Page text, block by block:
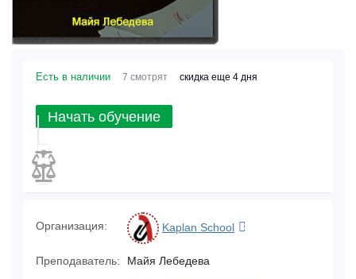
Есть в наличии 7 смотрят скидка еще 4 дня
Начать обучение
Организация: Kaplan School
Преподаватель:
Майя Лебедева